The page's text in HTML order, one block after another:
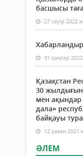
басшысы
27 сәуір 2022
31 қаңтар
Қазақстан
30
мен ақындар
дала»
байқауы
12 қазан 2021
ӘЛЕМ